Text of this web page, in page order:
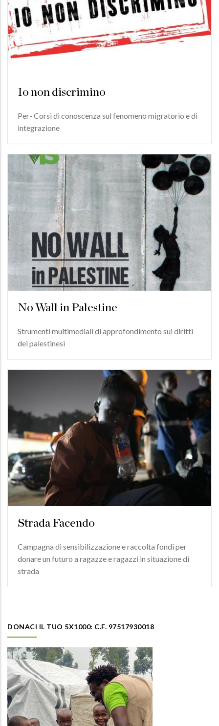
Io non discrimino
Per- Corsi di conoscenza sul fenomeno migratorio e di
integrazione
No Wall in Palestine
Strumenti multimediali di approfondimento sui diritti
dei palestinesi
Strada Facendo
Campagna di sensibilizzazione e raccolta fondi per
donare un futuro a ragazze e ragazzi in situazione di
strada
DONACI IL TUO 5X1000: C.F. 97517930018